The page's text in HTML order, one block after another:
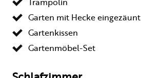
Garten mit Hecke eingezäunt
Gartenkissen
Gartenmöbel-Set